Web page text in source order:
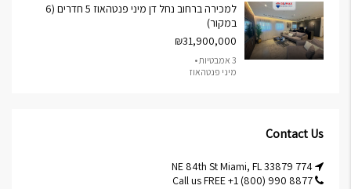
למכירה ברחוב נחל דן מיני פנטהאוז 5 חדרים (6
במקור)
₪31,900,000
3 אמבטיות •
מיני פנטהאוז
Contact Us